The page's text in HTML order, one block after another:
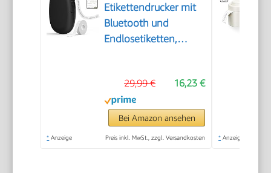
Etikettendrucker mit
Bluetooth und
Endlosetiketten,
16,23 €
29,99 €
Bei Amazon ansehen
* Anzeige Preis inkl. MwSt., zzgl. Versandkosten * Anzeige